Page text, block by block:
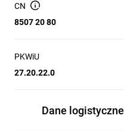
sprzętach medycznych
urządzeniach mobilnych
CN
8507 20 80
PKWiU
27.20.22.0
Dane logistyczne